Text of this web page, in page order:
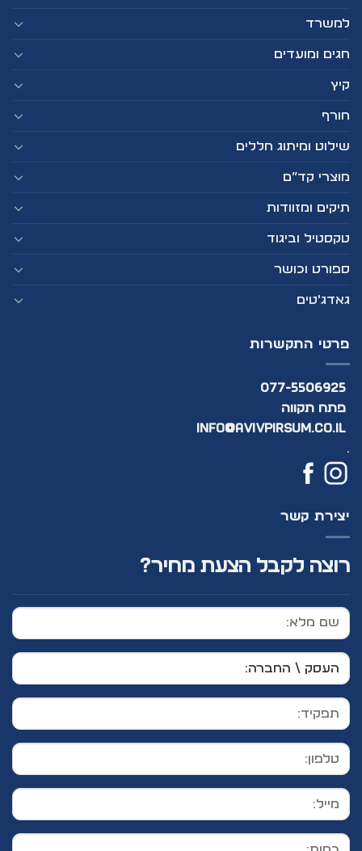
למשרד
חגים ומועדים
קיץ
חורף
שילוט ומיתוג חללים
מוצרי קד”ם
תיקים ומזוודות
טקסטיל וביגוד
ספורט וכושר
גאדג'טים
פרטי התקשרות
077-5506925
פתח תקווה
info@avivpirsum.co.il
.
יצירת קשר
רוצה לקבל הצעת מחיר?